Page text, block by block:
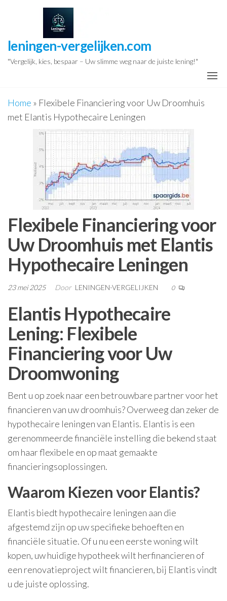
inhoud
leningen-vergelijken.com
"Vergelijk, kies, bespaar – Uw slimme weg naar de juiste lening!"
Home » Flexibele Financiering voor Uw Droomhuis
met Elantis Hypothecaire Leningen
Flexibele Financiering voor
Uw Droomhuis met Elantis
Hypothecaire Leningen
23 mei 2025 Door LENINGEN-VERGELIJKEN 0
Elantis Hypothecaire
Lening: Flexibele
Financiering voor Uw
Droomwoning
Bent u op zoek naar een betrouwbare partner voor het
financieren van uw droomhuis? Overweeg dan zeker de
hypothecaire leningen van Elantis. Elantis is een
gerenommeerde financiële instelling die bekend staat
om haar flexibele en op maat gemaakte
financieringsoplossingen.
Waarom Kiezen voor Elantis?
Elantis biedt hypothecaire leningen aan die
afgestemd zijn op uw specifieke behoeften en
financiële situatie. Of u nu een eerste woning wilt
kopen, uw huidige hypotheek wilt herfinancieren of
een renovatieproject wilt financieren, bij Elantis vindt
u de juiste oplossing.